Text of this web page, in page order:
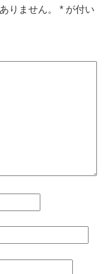
りません。 * が付い